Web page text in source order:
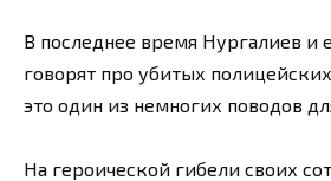
В последнее время Нургалиев и
говорят про убитых
это один из немногих поводов
На героической гибели своих